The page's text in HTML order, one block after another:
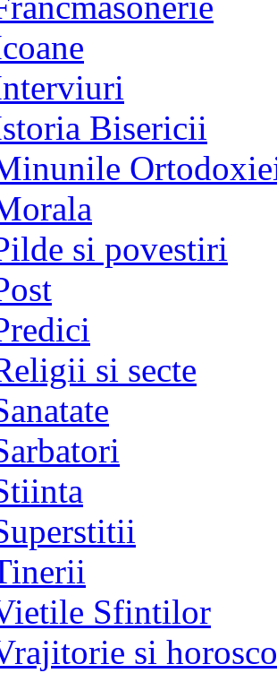
Bisericii
si povestiri
si secte
Sfintilor
si